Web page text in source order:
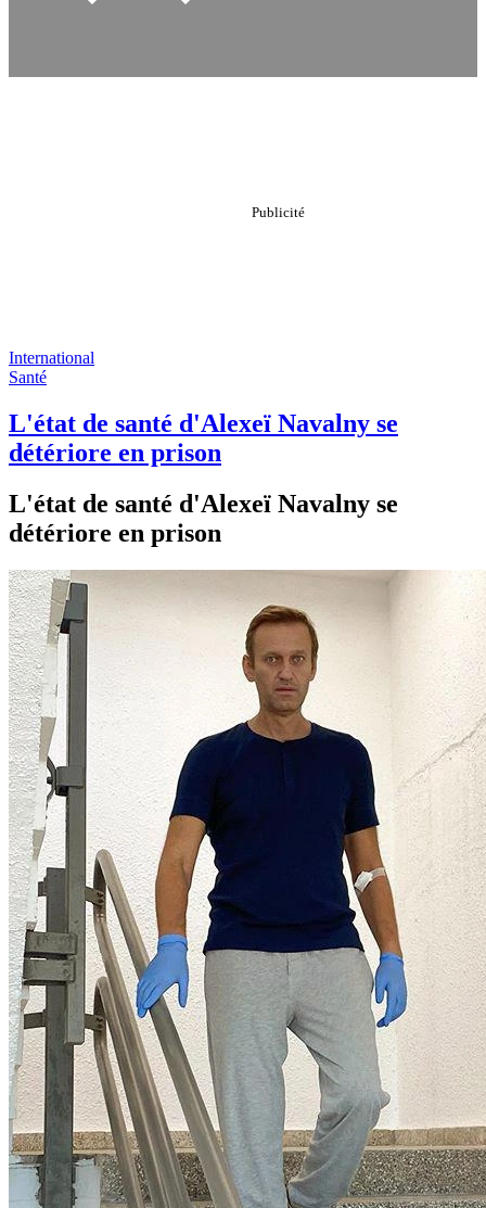
International
Santé
L'état de santé d'Alexeï Navalny se
détériore en prison
L'état de santé d'Alexeï Navalny se
détériore en prison